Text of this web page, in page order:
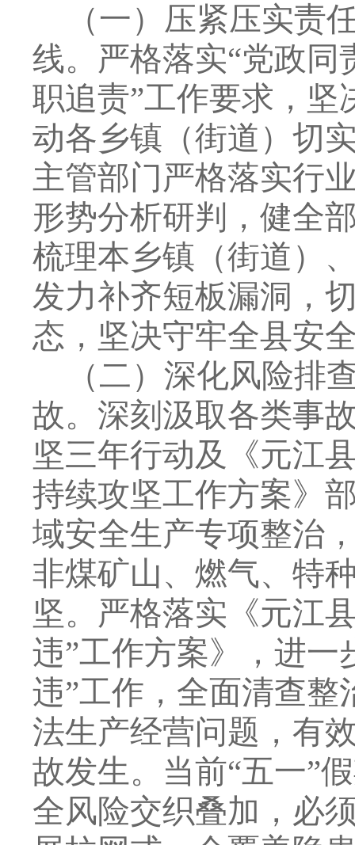
（一）压紧压实责
线。 严格落实“党政同
职追责”工作要求，坚
动各乡镇（街道）切
主管部门严格落实行
形势分析研判，健全
梳理本乡镇（街道）
发力补齐短板漏洞，
态，坚决守牢全县安
（二）深化风险排
故。 深刻汲取各类事
坚三年行动及《元江
持续攻坚工作方案》
域安全生产专项整治
非煤矿山、燃气、特
坚。严格落实《元江
违”工作方案》，进一
违”工作，全面清查
法生产经营问题，有
故发生。当前“五一”
全风险交织叠加，必